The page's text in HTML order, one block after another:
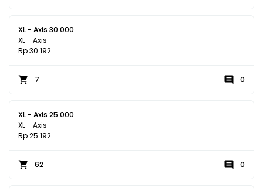
XL - Axis 30.000
XL - Axis
Rp 30.192
7 0
XL - Axis 25.000
XL - Axis
Rp 25.192
62 0